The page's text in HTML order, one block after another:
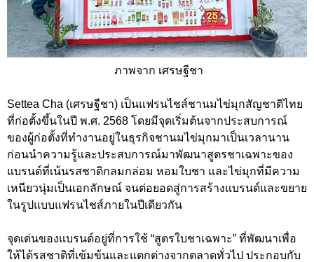
ภาพจาก เศรษฐีชา
Settea Cha (เศรษฐีชา) เป็นแฟรนไชส์ชานมไข่มุกสัญชาติไทย
ที่ก่อตั้งขึ้นในปี พ.ศ. 2568 โดยมีจุดเริ่มต้นจากประสบการณ์
ของผู้ก่อตั้งที่ทำงานอยู่ในธุรกิจชานมไข่มุกมาเป็นเวลานาน
ก่อนนำความรู้และประสบการณ์มาพัฒนาสูตรชาเฉพาะของ
แบรนด์ที่เน้นรสชาติกลมกล่อม หอมใบชา และไข่มุกที่มีความ
เหนียวนุ่มเป็นเอกลักษณ์ จนต่อยอดสู่การสร้างแบรนด์และขยาย
ในรูปแบบแฟรนไชส์ภายในปีเดียวกัน
จุดเด่นของแบรนด์อยู่ที่การใช้ “สูตรใบชาเฉพาะ” ที่พัฒนาเพื่อ
ให้ได้รสชาติที่เข้มข้นและแตกต่างจากตลาดทั่วไป ประกอบกับ